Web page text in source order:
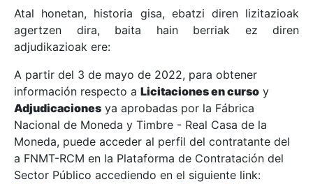
Erakutsi/Ezkutatu
Erakutsi/Ezkutatu
Erakutsi/Ezkutatu
Erakutsi/Ezkutatu
Atal honetan, historia gisa, ebatzi diren lizitazioak
agertzen dira, baita hain berriak ez diren
adjudikazioak ere:
A partir del 3 de mayo de 2022, para obtener
información respecto a Licitaciones en curso y
Adjudicaciones ya aprobadas por la Fábrica
Nacional de Moneda y Timbre - Real Casa de la
Moneda, puede acceder al perfil del contratante del
a FNMT-RCM en la Plataforma de Contratación del
Sector Público accediendo en el siguiente link: